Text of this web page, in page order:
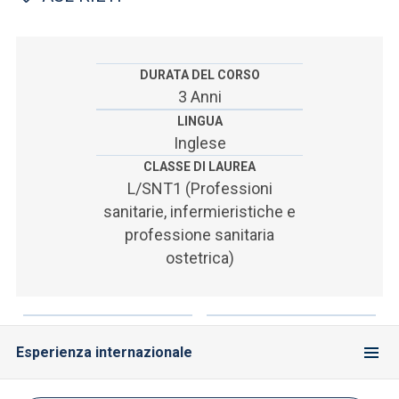
DURATA DEL CORSO
3 Anni
LINGUA
Inglese
CLASSE DI LAUREA
L/SNT1 (Professioni
sanitarie, infermieristiche e
professione sanitaria
ostetrica)
Esperienza internazionale